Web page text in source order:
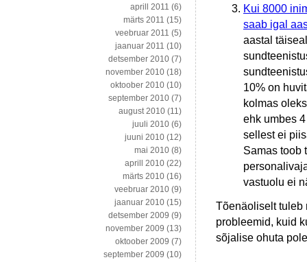
Kui 8000
saab igal
aastal
10% on
kolmas
ehk umbes
sellest ei
Samas toob
vastuolu ei
Tõenäoliselt tuleb
probleemid, kuid
sõjalise ohuta
aprill 2011 (6)
märts 2011 (15)
veebruar 2011 (5)
jaanuar 2011 (10)
detsember 2010 (7)
november 2010 (18)
oktoober 2010 (10)
september 2010 (7)
august 2010 (11)
juuli 2010 (6)
juuni 2010 (12)
mai 2010 (8)
aprill 2010 (22)
märts 2010 (16)
veebruar 2010 (9)
jaanuar 2010 (15)
detsember 2009 (9)
november 2009 (13)
oktoober 2009 (7)
september 2009 (10)